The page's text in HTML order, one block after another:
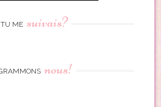
TU ME suivais?
nous!